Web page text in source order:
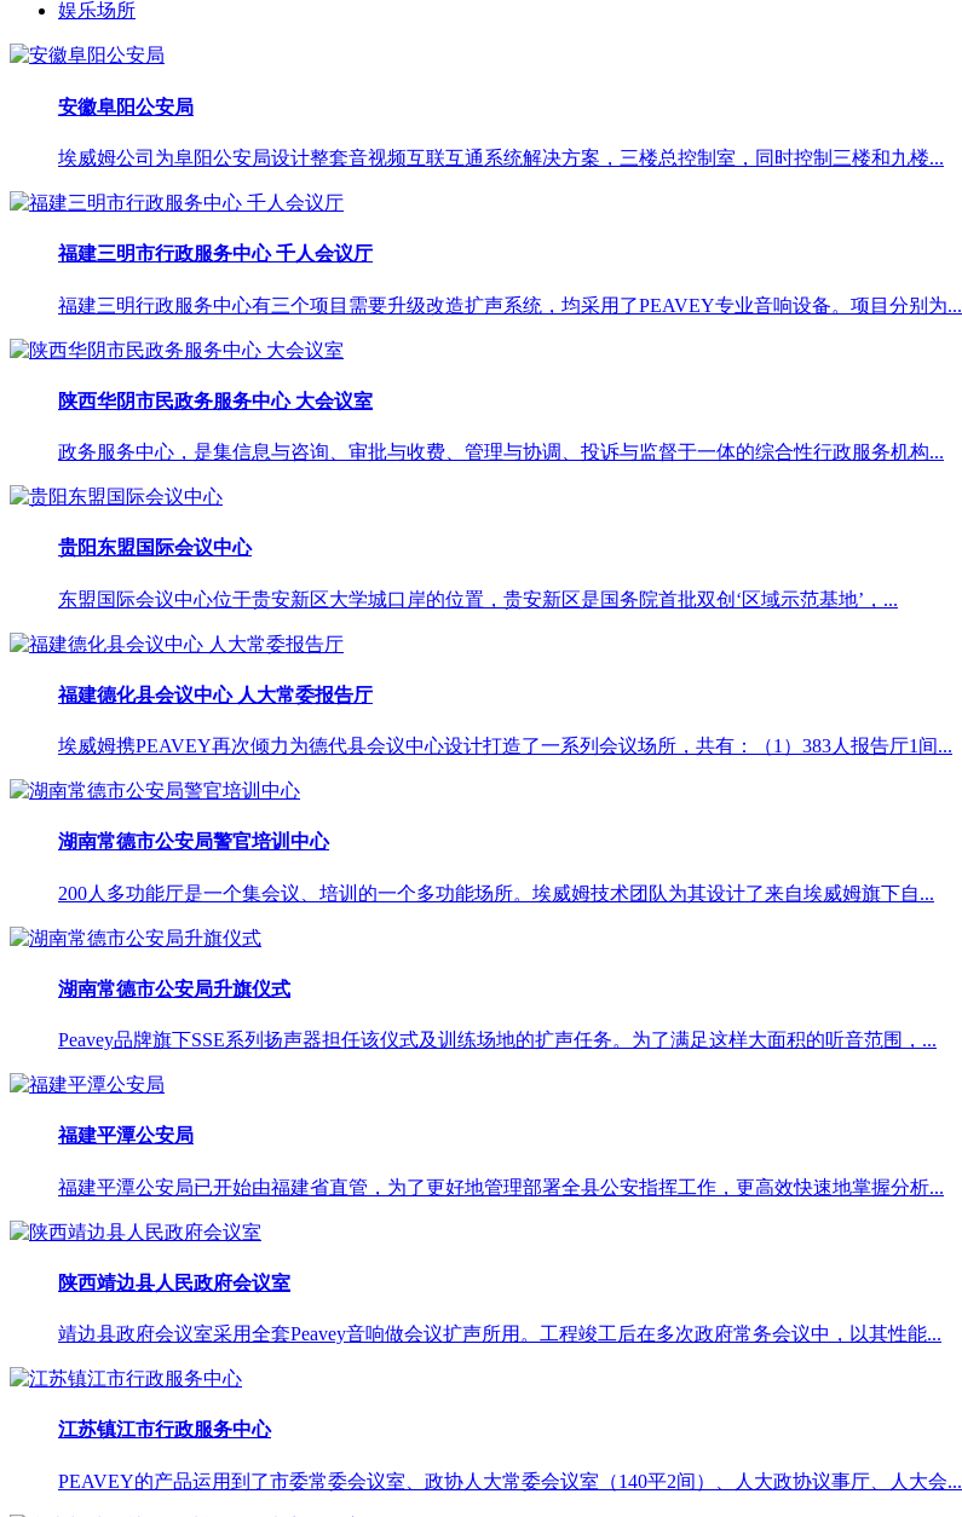
娱乐场所
安徽阜阳公安局
埃威姆公司为阜阳公安局设计整套音视频互联互通系统解决方案，三楼总控制室，同时控制三楼和九楼...
福建三明市行政服务中心 千人会议厅
福建三明行政服务中心有三个项目需要升级改造扩声系统，均采用了PEAVEY专业音响设备。项目分别为...
陕西华阴市民政务服务中心 大会议室
政务服务中心，是集信息与咨询、审批与收费、管理与协调、投诉与监督于一体的综合性行政服务机构...
贵阳东盟国际会议中心
东盟国际会议中心位于贵安新区大学城口岸的位置，贵安新区是国务院首批双创‘区域示范基地’，...
福建德化县会议中心 人大常委报告厅
埃威姆携PEAVEY再次倾力为德代县会议中心设计打造了一系列会议场所，共有：（1）383人报告厅1间...
湖南常德市公安局警官培训中心
200人多功能厅是一个集会议、培训的一个多功能场所。埃威姆技术团队为其设计了来自埃威姆旗下自...
湖南常德市公安局升旗仪式
Peavey品牌旗下SSE系列扬声器担任该仪式及训练场地的扩声任务。为了满足这样大面积的听音范围，...
福建平潭公安局
福建平潭公安局已开始由福建省直管，为了更好地管理部署全县公安指挥工作，更高效快速地掌握分析...
陕西靖边县人民政府会议室
靖边县政府会议室采用全套Peavey音响做会议扩声所用。工程竣工后在多次政府常务会议中，以其性能...
江苏镇江市行政服务中心
PEAVEY的产品运用到了市委常委会议室、政协人大常委会议室（140平2间）、人大政协议事厅、人大会...